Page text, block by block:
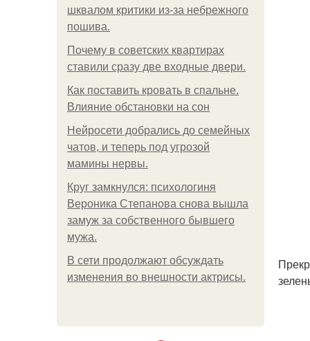
шквалом критики из-за небрежного
пошива.
Почему в советских квартирах
ставили сразу две входные двери.
Как поставить кровать в спальне.
Влияние обстановки на сон
Нейросети добрались до семейных
чатов, и теперь под угрозой
мамины нервы.
Круг замкнулся: психологиня
Вероника Степанова снова вышла
замуж за собственного бывшего
мужа.
В сети продолжают обсуждать
изменения во внешности актрисы.